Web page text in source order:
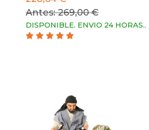
Antes: 269,00 €
DISPONIBLE. ENVIO 24 HORAS..